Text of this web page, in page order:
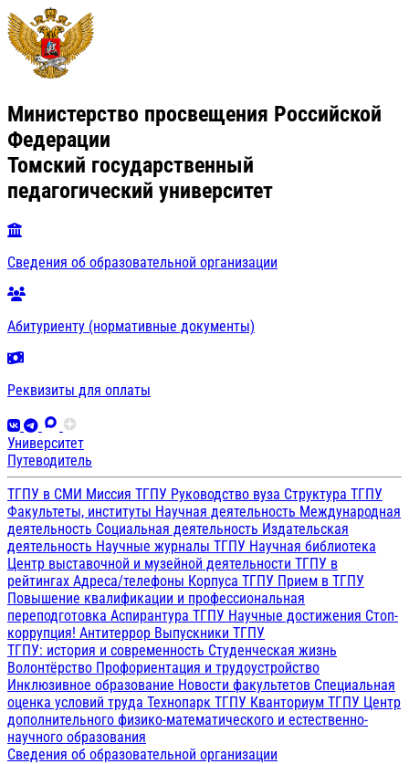
Министерство просвещения Российской
Федерации
Томский государственный
педагогический университет
Сведения об образовательной организации
Абитуриенту (нормативные документы)
Реквизиты для оплаты
Университет
Путеводитель
ТГПУ в СМИ Миссия ТГПУ Руководство вуза Структура ТГПУ
Факультеты, институты Научная деятельность Международная
деятельность Социальная деятельность Издательская
деятельность Научные журналы ТГПУ Научная библиотека
Центр выставочной и музейной деятельности ТГПУ в
рейтингах Адреса/телефоны Корпуса ТГПУ Прием в ТГПУ
Повышение квалификации и профессиональная
переподготовка Аспирантура ТГПУ Научные достижения Стоп-
коррупция! Антитеррор Выпускники ТГПУ
ТГПУ: история и современность Студенческая жизнь
Волонтёрство Профориентация и трудоустройство
Инклюзивное образование Новости факультетов Специальная
оценка условий труда Технопарк ТГПУ Кванториум ТГПУ Центр
дополнительного физико-математического и естественно-
научного образования
Сведения об образовательной организации